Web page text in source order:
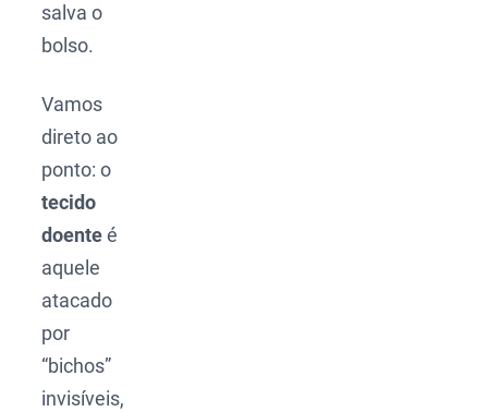
salva o
bolso.
Vamos
direto ao
ponto: o
tecido
doenteé
aquele
atacado
por
“bichos”
invisíveis,